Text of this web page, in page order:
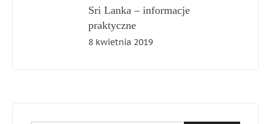
Sri Lanka – informacje
praktyczne
8 kwietnia 2019